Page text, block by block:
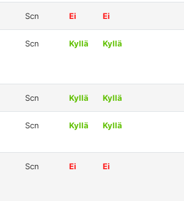
Scn Ei Ei
Scn Kyllä Kyllä
Scn Kyllä Kyllä
Scn Kyllä Kyllä
Scn Ei Ei